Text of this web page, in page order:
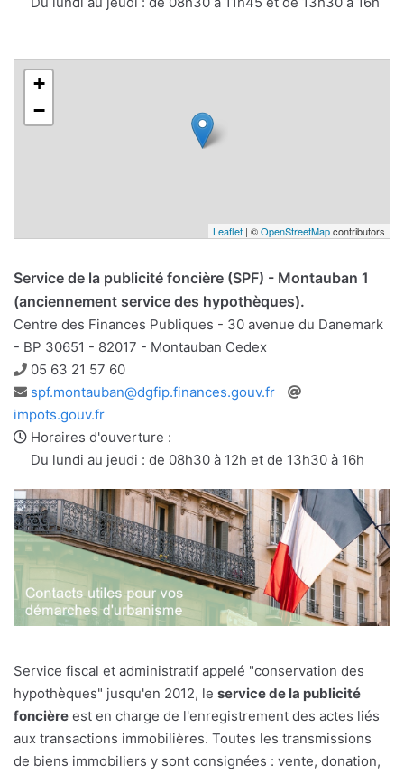
+
−
Leaflet | ©OpenStreetMapcontributors
Service de la publicité foncière (SPF) - Montauban 1
(anciennement service des hypothèques).
Centre des Finances Publiques - 30 avenue du Danemark
- BP 30651 - 82017 - Montauban Cedex
Téléphone
05 63 21 57 60
Adresse
e-
mail
spf.montauban@dgfip.finances.gouv.fr
impots.gouv.fr
Horaires d'ouverture :
Du lundi au jeudi : de 08h30 à 12h et de 13h30 à 16h
Service fiscal et administratif appelé "conservation des
hypothèques" jusqu'en 2012, le service de la publicité
foncière est en charge de l'enregistrement des actes liés
aux transactions immobilières. Toutes les transmissions
de biens immobiliers y sont consignées : vente, donation,